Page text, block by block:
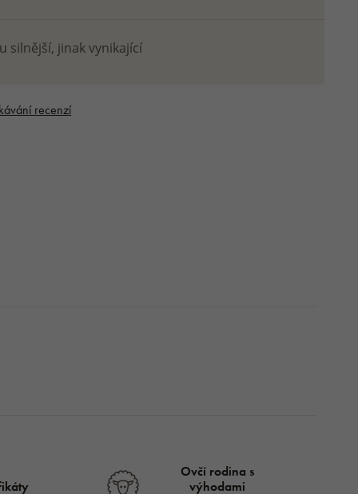
silnější, jinak vynikající
recenzí
Ovčí rodina s
výhodami